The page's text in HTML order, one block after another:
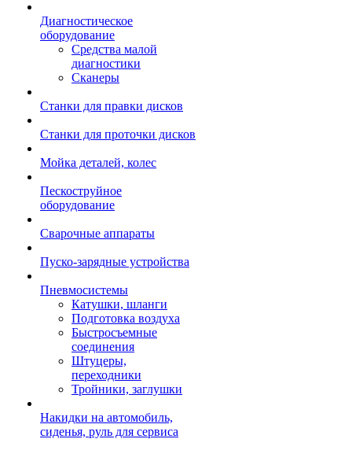
Диагностическое
оборудование
Средства малой
диагностики
Сканеры
Станки для правки дисков
Станки для проточки дисков
Мойка деталей, колес
Пескоструйное
оборудование
Сварочные аппараты
Пуско-зарядные устройства
Пневмосистемы
Катушки, шланги
Подготовка воздуха
Быстросъемные
соединения
Штуцеры,
переходники
Тройники, заглушки
Накидки на автомобиль,
сиденья, руль для сервиса